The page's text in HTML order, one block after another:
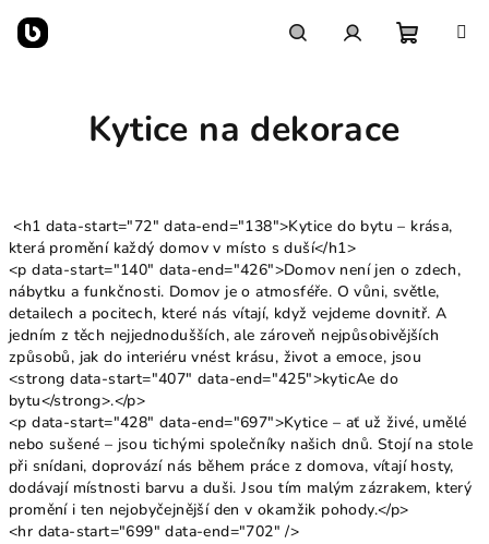
obsah
Kytice na dekorace
<h1 data-start="72" data-end="138">Kytice do bytu – krása,
která promění každý domov v místo s duší</h1>
<p data-start="140" data-end="426">Domov není jen o zdech,
nábytku a funkčnosti. Domov je o atmosféře. O vůni, světle,
detailech a pocitech, které nás vítají, když vejdeme dovnitř. A
jedním z těch nejjednodušších, ale zároveň nejpůsobivějších
způsobů, jak do interiéru vnést krásu, život a emoce, jsou
<strong data-start="407" data-end="425">kyticAe do
bytu</strong>.</p>
<p data-start="428" data-end="697">Kytice – ať už živé, umělé
nebo sušené – jsou tichými společníky našich dnů. Stojí na stole
při snídani, doprovází nás během práce z domova, vítají hosty,
dodávají místnosti barvu a duši. Jsou tím malým zázrakem, který
promění i ten nejobyčejnější den v okamžik pohody.</p>
<hr data-start="699" data-end="702" />